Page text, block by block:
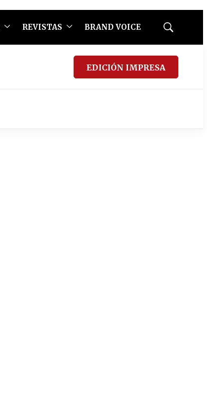
REVISTAS BRAND VOICE
Mostrar
EDICIÓN IMPRESA